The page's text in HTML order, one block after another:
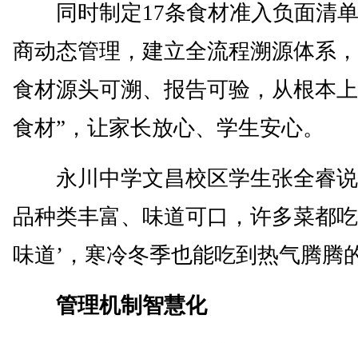
同时制定17条食材准入负面清单
商动态管理，建立全流程溯源体系
食材源头可溯、报告可验，从根本
食材”，让家长放心、学生安心。
永川中学文昌校区学生张全睿说
品种类丰富、味道可口，许多菜都
味道’，寒冷冬季也能吃到热气腾腾
管理机制智慧化